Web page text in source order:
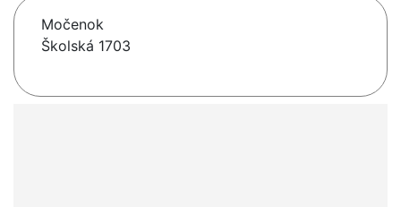
Močenok
Školská 1703